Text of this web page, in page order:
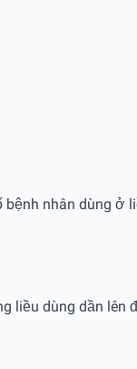
nhân dùng ở
liều dùng dần